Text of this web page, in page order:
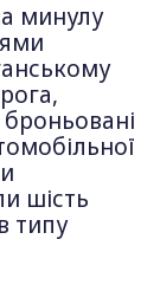
минулу
шість
типу